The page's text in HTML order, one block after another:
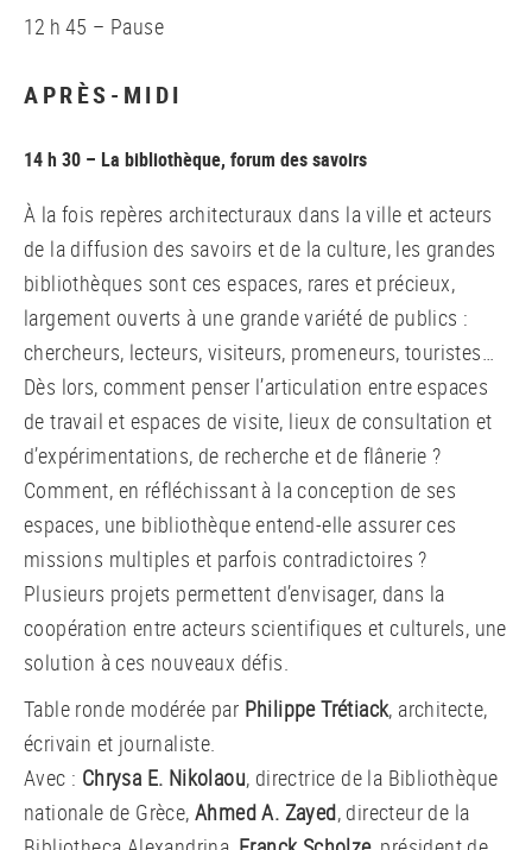
12 h 45 – Pause
APRÈS-MIDI
14 h 30 – La bibliothèque, forum des savoirs
À la fois repères architecturaux dans la ville et acteurs
de la diffusion des savoirs et de la culture, les grandes
bibliothèques sont ces espaces, rares et précieux,
largement ouverts à une grande variété de publics :
chercheurs, lecteurs, visiteurs, promeneurs, touristes…
Dès lors, comment penser l’articulation entre espaces
de travail et espaces de visite, lieux de consultation et
d’expérimentations, de recherche et de flânerie ?
Comment, en réfléchissant à la conception de ses
espaces, une bibliothèque entend-elle assurer ces
missions multiples et parfois contradictoires ?
Plusieurs projets permettent d’envisager, dans la
coopération entre acteurs scientifiques et culturels, une
solution à ces nouveaux défis.
Table ronde modérée par Philippe Trétiack, architecte,
écrivain et journaliste.
Avec : Chrysa E. Nikolaou, directrice de la Bibliothèque
nationale de Grèce, Ahmed A. Zayed, directeur de la